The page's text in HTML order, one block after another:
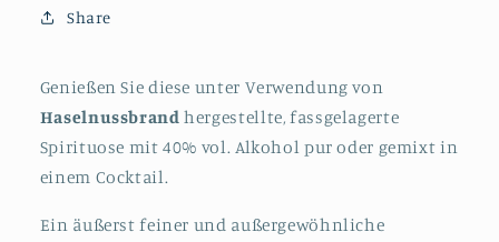
Share
Genießen Sie diese unter Verwendung von
Haselnussbrand hergestellte, fassgelagerte
Spirituose mit 40% vol. Alkohol pur oder gemixt in
einem Cocktail.
Ein äußerst feiner und außergewöhnliche